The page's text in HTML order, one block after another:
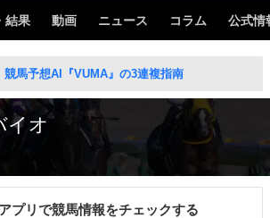
結果 動画 ニュース コラム 公式情
競馬予想AI『VUMA』の3連複指南
イオ
プリで競馬情報をチェックする